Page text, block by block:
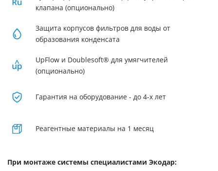
клапана (опционально)
Защита корпусов фильтров для воды от
образования конденсата
UpFlow и Doublesoft® для умягчителей
(опционально)
Гарантия на оборудование - до 4-х лет
Реагентные материалы на 1 месяц
При монтаже системы специалистами Экодар: